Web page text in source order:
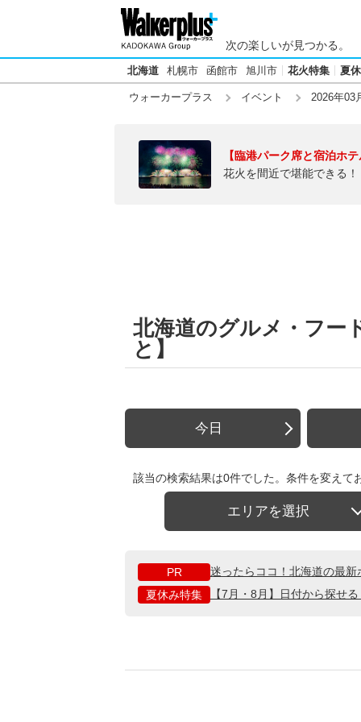
次の楽しいが見つかる。
北海道 札幌市 函館市 旭川市 花火特集 夏
ウォーカープラス イベント 2026年03
【臨港パーク席と宿泊ホ
花火を間近で堪能できる
北海道のグルメ・フー
と】
今日
該当の検索結果は0件でした。条件を変えて
エリアを選択
PR
迷ったらココ！北海道の最
夏休み特集
【7月・8月】日付から探せ